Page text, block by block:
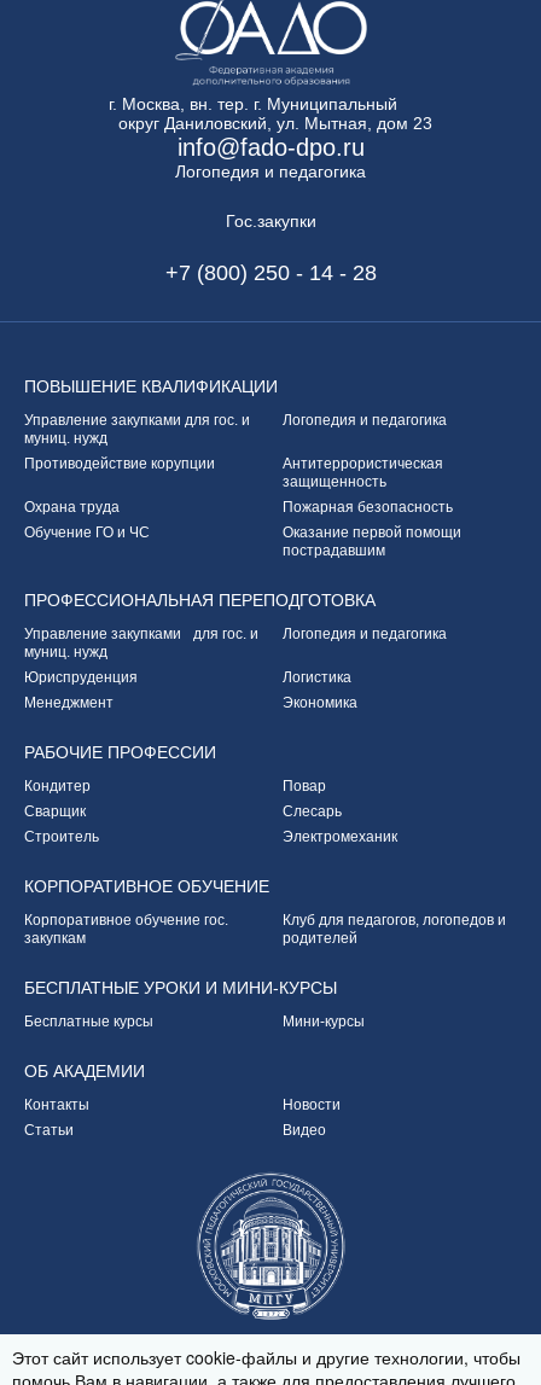
г. Москва, вн. тер. г. Муниципальный
округ Даниловский, ул. Мытная, дом 23
info@fado-dpo.ru
Логопедия и педагогика
Гос.закупки
+7 (800) 250 - 14 - 28
ПОВЫШЕНИЕ КВАЛИФИКАЦИИ
Управление закупками для гос. и
муниц. нужд
Логопедия и педагогика
Противодействие корупции
Антитеррористическая
защищенность
Охрана труда
Пожарная безопасность
Обучение ГО и ЧС
Оказание первой помощи
пострадавшим
ПРОФЕССИОНАЛЬНАЯ ПЕРЕПОДГОТОВКА
Управление закупками для гос. и
муниц. нужд
Логопедия и педагогика
Юриспруденция
Логистика
Менеджмент
Экономика
РАБОЧИЕ ПРОФЕССИИ
Кондитер
Повар
Сварщик
Слесарь
Строитель
Электромеханик
КОРПОРАТИВНОЕ ОБУЧЕНИЕ
Корпоративное обучение гос.
закупкам
Клуб для педагогов, логопедов и
родителей
БЕСПЛАТНЫЕ УРОКИ И МИНИ-КУРСЫ
Бесплатные курсы Мини-курсы
ОБ АКАДЕМИИ
Контакты
Новости
Статьи
Видео
Этот сайт использует cookie-файлы и другие технологии, чтобы
помочь Вам в навигации, а также для предоставления лучшего